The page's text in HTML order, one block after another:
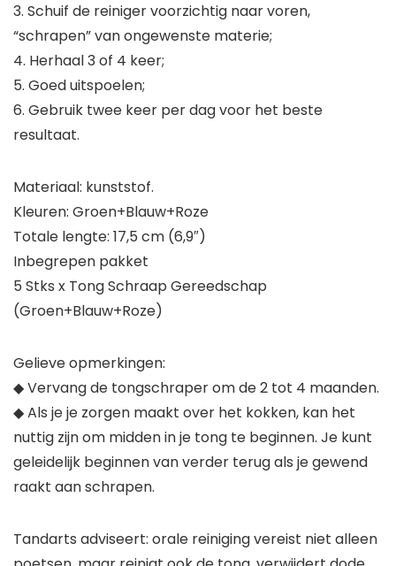
3. Schuif de reiniger voorzichtig naar voren,
“schrapen” van ongewenste materie;
4. Herhaal 3 of 4 keer;
5. Goed uitspoelen;
6. Gebruik twee keer per dag voor het beste
resultaat.
Materiaal: kunststof.
Kleuren: Groen+Blauw+Roze
Totale lengte: 17,5 cm (6,9″)
Inbegrepen pakket
5 Stks x Tong Schraap Gereedschap
(Groen+Blauw+Roze)
Gelieve opmerkingen:
◆ Vervang de tongschraper om de 2 tot 4 maanden.
◆ Als je je zorgen maakt over het kokken, kan het
nuttig zijn om midden in je tong te beginnen. Je kunt
geleidelijk beginnen van verder terug als je gewend
raakt aan schrapen.
Tandarts adviseert: orale reiniging vereist niet alleen